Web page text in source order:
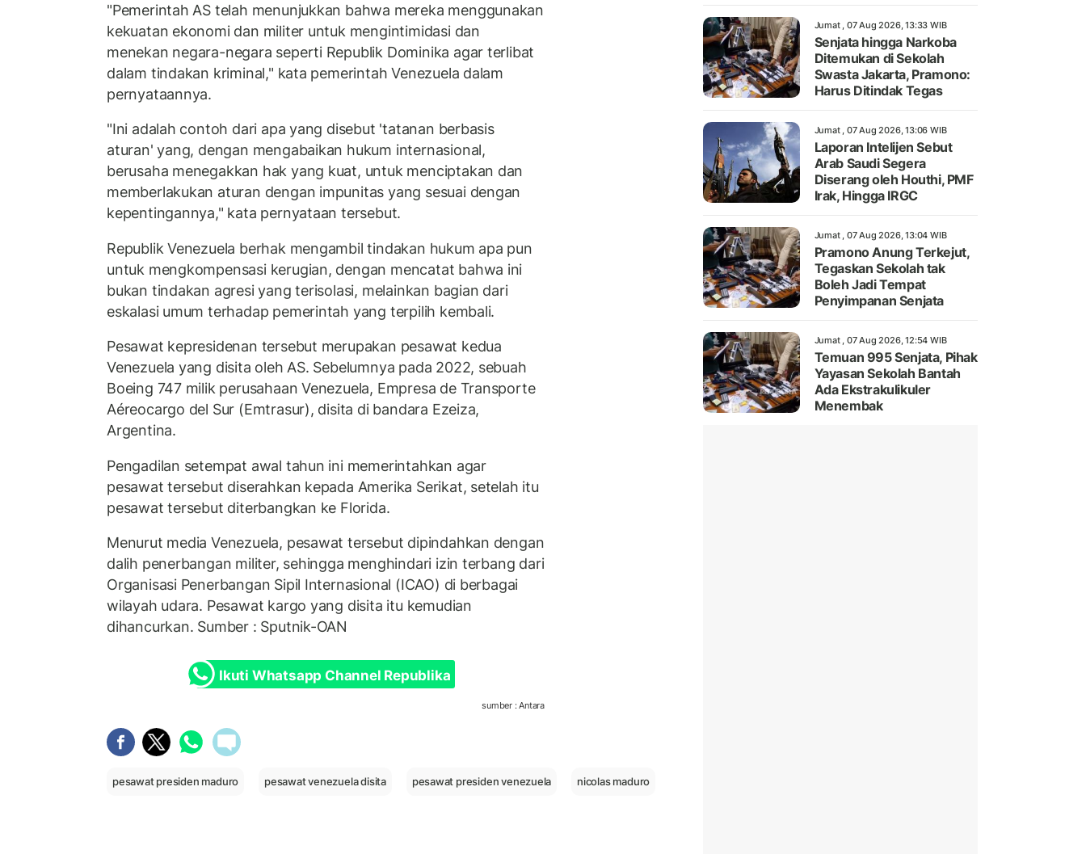
"Pemerintah AS telah menunjukkan bahwa mereka menggunakan
kekuatan ekonomi dan militer untuk mengintimidasi dan
menekan negara-negara seperti Republik Dominika agar terlibat
dalam tindakan kriminal," kata pemerintah Venezuela dalam
pernyataannya.
"Ini adalah contoh dari apa yang disebut 'tatanan berbasis
aturan' yang, dengan mengabaikan hukum internasional,
berusaha menegakkan hak yang kuat, untuk menciptakan dan
memberlakukan aturan dengan impunitas yang sesuai dengan
kepentingannya," kata pernyataan tersebut.
Republik Venezuela berhak mengambil tindakan hukum apa pun
untuk mengkompensasi kerugian, dengan mencatat bahwa ini
bukan tindakan agresi yang terisolasi, melainkan bagian dari
eskalasi umum terhadap pemerintah yang terpilih kembali.
Pesawat kepresidenan tersebut merupakan pesawat kedua
Venezuela yang disita oleh AS. Sebelumnya pada 2022, sebuah
Boeing 747 milik perusahaan Venezuela, Empresa de Transporte
Aéreocargo del Sur (Emtrasur), disita di bandara Ezeiza,
Argentina.
Pengadilan setempat awal tahun ini memerintahkan agar
pesawat tersebut diserahkan kepada Amerika Serikat, setelah itu
pesawat tersebut diterbangkan ke Florida.
Menurut media Venezuela, pesawat tersebut dipindahkan dengan
dalih penerbangan militer, sehingga menghindari izin terbang dari
Organisasi Penerbangan Sipil Internasional (ICAO) di berbagai
wilayah udara. Pesawat kargo yang disita itu kemudian
dihancurkan. Sumber : Sputnik-OAN
Ikuti Whatsapp Channel Republika
sumber : Antara
pesawat presiden maduro pesawat venezuela disita pesawat presiden venezuela nicolas maduro
Jumat , 07 Aug 2026, 13:33 WIB
Senjata hingga Narkoba
Ditemukan di Sekolah
Swasta Jakarta, Pramono:
Harus Ditindak Tegas
Jumat , 07 Aug 2026, 13:06 WIB
Laporan Intelijen Sebut
Arab Saudi Segera
Diserang oleh Houthi, PMF
Irak, Hingga IRGC
Jumat , 07 Aug 2026, 13:04 WIB
Pramono Anung Terkejut,
Tegaskan Sekolah tak
Boleh Jadi Tempat
Penyimpanan Senjata
Jumat , 07 Aug 2026, 12:54 WIB
Temuan 995 Senjata, Pihak
Yayasan Sekolah Bantah
Ada Ekstrakulikuler
Menembak